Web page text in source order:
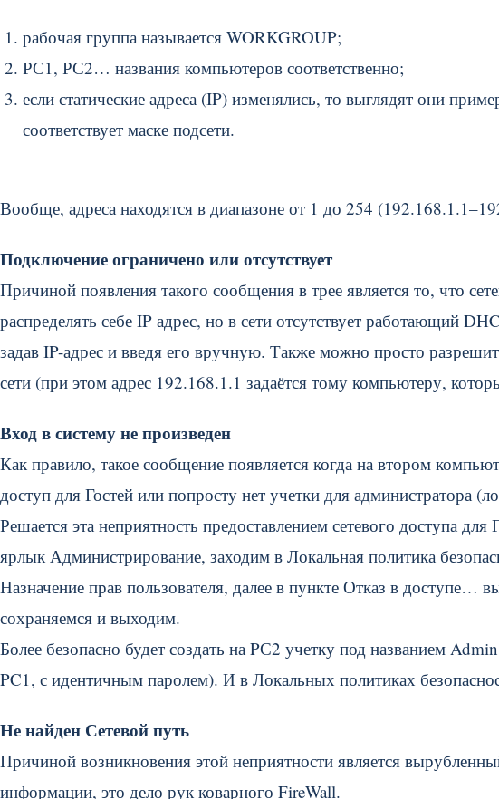
рабочая группа называется WORKGROUP;
РС1, РС2… названия компьютеров соответственно;
если статические адреса (IP) изменялись, то выглядят они
соответствует маске подсети.
Вообще, адреса находятся в диапазоне от 1 до 254
Подключение ограничено или отсутствует
Причиной появления такого сообщения в трее является то, что
распределять себе IP адрес, но в сети отсутствует работающий
задав IP-адрес и введя его вручную. Также можно просто
сети (при этом адрес 192.168.1.1 задаётся тому компьютеру,
Вход в систему не произведен
Как правило, такое сообщение появляется когда на втором
доступ для Гостей или попросту нет учетки для администратора
Решается эта неприятность предоставлением сетевого доступа
ярлык Администрирование, заходим в Локальная политика
Назначение прав пользователя, далее в пункте Отказ в доступе…
сохраняемся и выходим.
Более безопасно будет создать на PС2 учетку под названием
PC1, с идентичным паролем). И в Локальных политиках
Не найден Сетевой путь
Причиной возникновения этой неприятности является
информации, это дело рук коварного FireWall.